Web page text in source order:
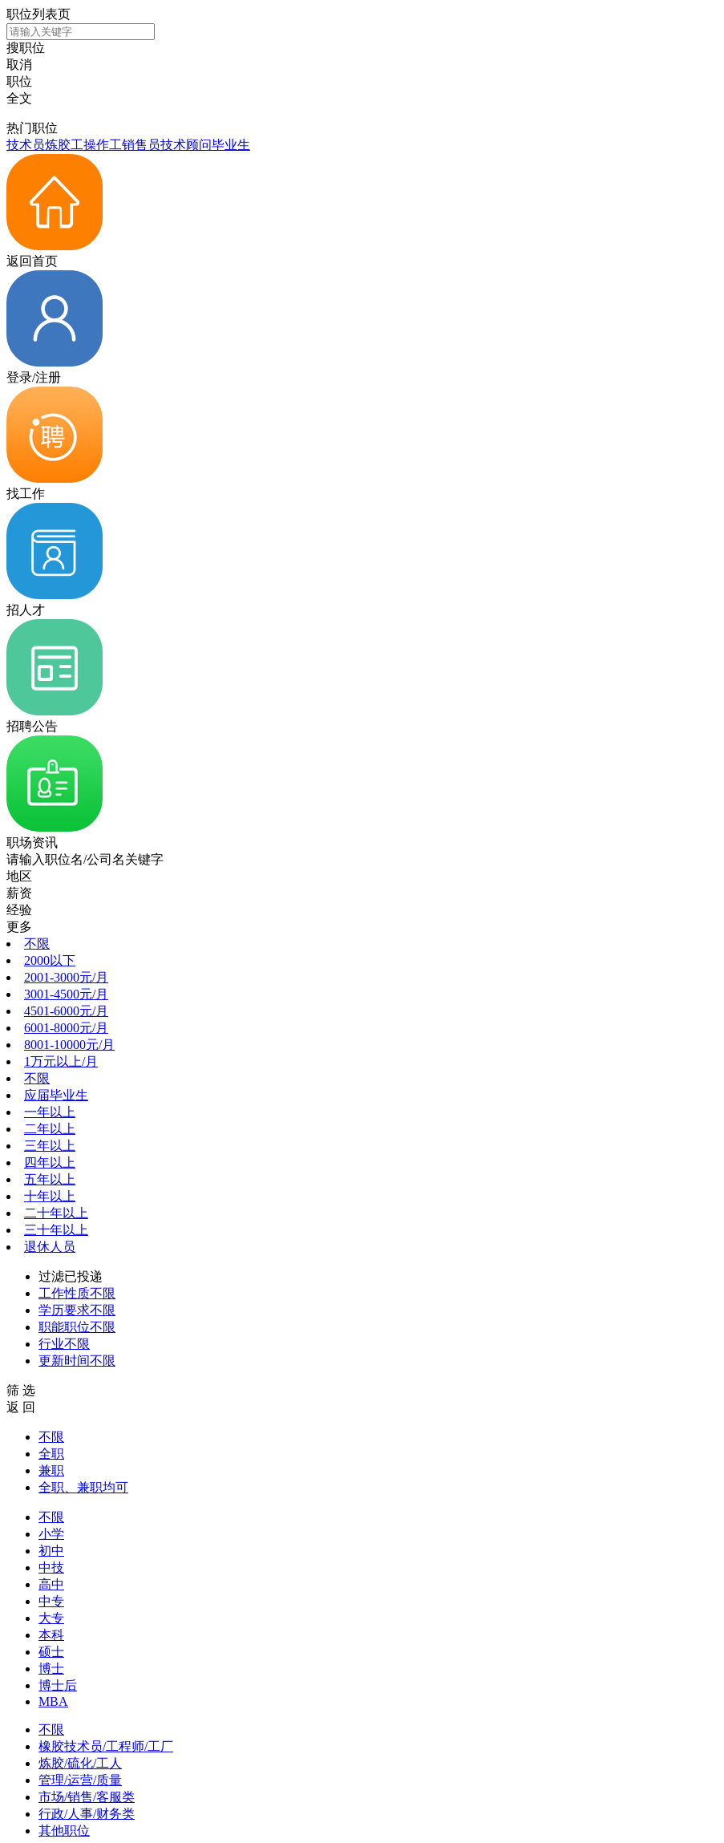
职位列表页
搜职位
取消
职位
全文
热门职位
技术员炼胶工操作工销售员技术顾问毕业生
返回首页
登录/注册
找工作
招人才
招聘公告
职场资讯
请输入职位名/公司名关键字
地区
薪资
经验
更多
不限
2000以下
2001-3000元/月
3001-4500元/月
4501-6000元/月
6001-8000元/月
8001-10000元/月
1万元以上/月
不限
应届毕业生
一年以上
二年以上
三年以上
四年以上
五年以上
十年以上
二十年以上
三十年以上
退休人员
过滤已投递
工作性质不限
学历要求不限
职能职位不限
行业不限
更新时间不限
筛 选
返 回
不限
全职
兼职
全职、兼职均可
不限
小学
初中
中技
高中
中专
大专
本科
硕士
博士
博士后
MBA
不限
橡胶技术员/工程师/工厂
炼胶/硫化/工人
管理/运营/质量
市场/销售/客服类
行政/人事/财务类
其他职位